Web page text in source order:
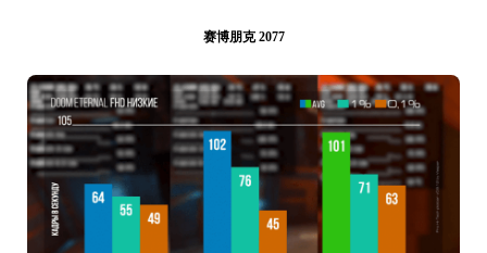
赛博朋克 2077